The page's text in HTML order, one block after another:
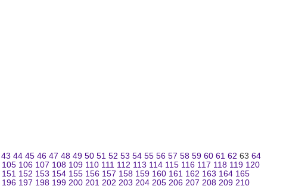
43 44 45 46 47 48 49 50 51 52 53 54 55 56 57 58 59 60 61 62 63 64
105 106 107 108 109 110 111 112 113 114 115 116 117 118 119 120
151 152 153 154 155 156 157 158 159 160 161 162 163 164 165
196 197 198 199 200 201 202 203 204 205 206 207 208 209 210